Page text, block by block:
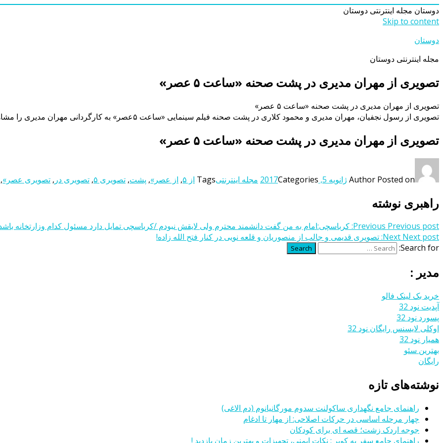
دوستان مجله اینترنتی دوستان
Skip to content
دوستان
مجله اینترنتی دوستان
تصویری از مهران مدیری در پشت صحنه «ساعت ۵ عصر»
تصویری از مهران مدیری در پشت صحنه «ساعت ۵ عصر»
تصویری از رسول نجفیان، مهران مدیری و محمود کلاری در پشت صحنه فیلم سینمایی «ساعت ۵عصر» به کارگردانی مهران مدیری را مشاهده می کنید.
تصویری از مهران مدیری در پشت صحنه «ساعت ۵ عصر»
Author Posted on ژانویه 5, 2017 Categories مجله اینترنتیTags از ۵ , از عصر», پشت, تصویری ۵ , تصویری در , تصویری عصر»
راهبری نوشته
Previous Previous post:
کرباسچی:امام به من گفت دانشمند محترم ولی لایقش نبودم /کرباسچی تمایل دارد مسئول کدام وزارتخانه
Next Next post:
تصویری قدیمی و جالب از منصوریان و قلعه نویی در کنار فتح الله زاده!
Search for:
Search
مدیر :
خرید بک لینک فالو
آپدیت نود 32
پسورد نود 32
اوکلی لایسنس رایگان نود 32
همیار نود 32
بهترین سئو
رایگان
نوشته‌های تازه
راهنمای جامع نگهداری ساکولنت سدوم مورگانیانوم (دم الاغی)
چهار مرحله اساسی در حرکات اصلاحی: از مهار تا ادغام
جوجه اردک زشت؛ قصه ای برای کودکان
راهنمای جامع سفر به کویر : نکات ایمنی، تجهیزات و بهترین زمان بازدید !